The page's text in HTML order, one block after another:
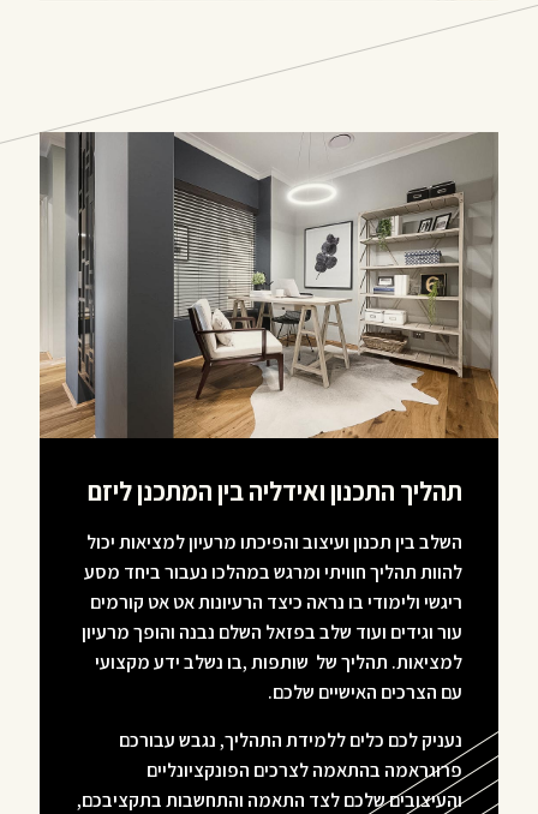
תהליך התכנון ואידליה בין המתכנן ליזם
השלב בין תכנון ועיצוב והפיכתו מרעיון למציאות יכול
להוות תהליך חוויתי ומרגש במהלכו נעבור ביחד מסע
ריגשי ולימודי בו נראה כיצד הרעיונות אט אט קורמים
עור וגידים ועוד שלב בפזאל השלם נבנה והופך מרעיון
למציאות. תהליך של שותפות ,בו נשלב ידע מקצועי
עם הצרכים האישיים שלכם.
נעניק לכם כלים ללמידת התהליך, נגבש עבורכם
פרוגראמה בהתאמה לצרכים הפונקציונליים
והעיצובים שלכם לצד התאמה והתחשבות בתקציבכם,